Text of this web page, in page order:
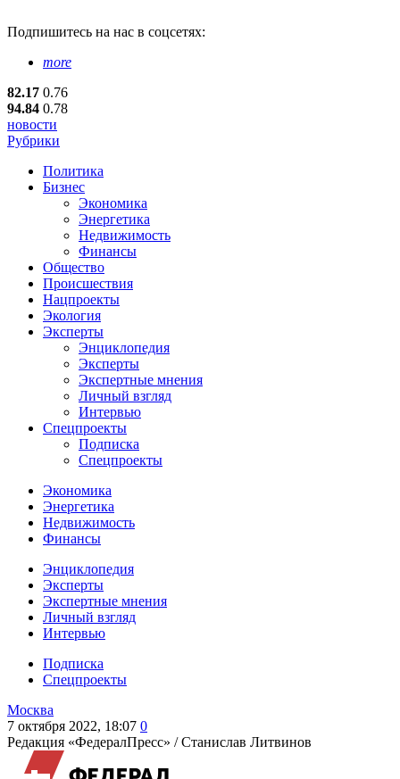
Подпишитесь на нас в соцсетях:
more
82.17 0.76
94.84 0.78
новости
Рубрики
Политика
Бизнес
Экономика
Энергетика
Недвижимость
Финансы
Общество
Происшествия
Нацпроекты
Экология
Эксперты
Энциклопедия
Эксперты
Экспертные мнения
Личный взгляд
Интервью
Спецпроекты
Подписка
Спецпроекты
Экономика
Энергетика
Недвижимость
Финансы
Энциклопедия
Эксперты
Экспертные мнения
Личный взгляд
Интервью
Подписка
Спецпроекты
Москва
7 октября 2022, 18:07 0
Редакция «ФедералПресс» /Станислав Литвинов